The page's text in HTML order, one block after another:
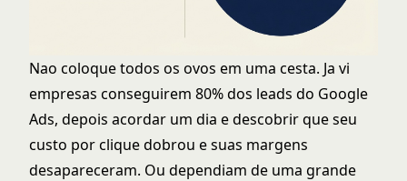
Nao coloque todos os ovos em uma cesta. Ja vi
empresas conseguirem 80% dos leads do Google
Ads, depois acordar um dia e descobrir que seu
custo por clique dobrou e suas margens
desapareceram. Ou dependiam de uma grande